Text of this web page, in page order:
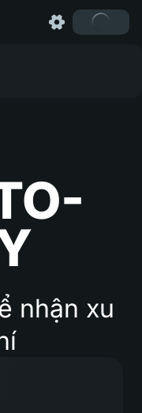
nhận xu